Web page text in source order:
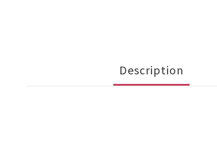
Description